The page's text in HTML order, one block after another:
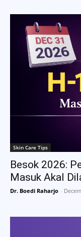
Skin Care Tips
Besok 2026:
Masuk Akal
Dr. Boedi Raharjo -